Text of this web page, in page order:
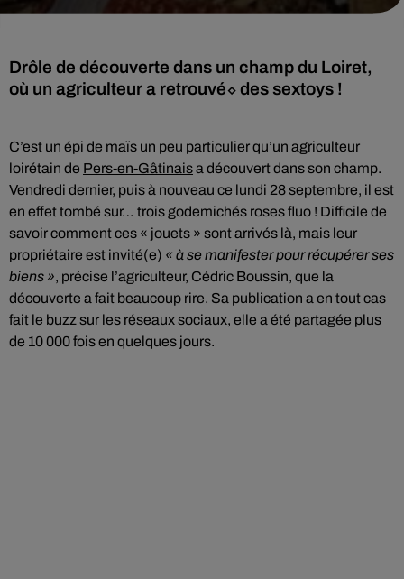
Drôle de découverte dans un champ du Loiret,
où un agriculteur a retrouvé⬦ des sextoys !
C’est un épi de maïs un peu particulier qu’un agriculteur
loirétain de Pers-en-Gâtinaisa découvert dans son champ.
Vendredi dernier, puis à nouveau ce lundi 28 septembre, il est
en effet tombé sur… trois godemichés roses fluo ! Difficile de
savoir comment ces « jouets » sont arrivés là, mais leur
propriétaire est invité(e) « à se manifester pour récupérer ses
biens », précise l’agriculteur, Cédric Boussin, que la
découverte a fait beaucoup rire. Sa publication a en tout cas
fait le buzz sur les réseaux sociaux, elle a été partagée plus
de 10 000 fois en quelques jours.